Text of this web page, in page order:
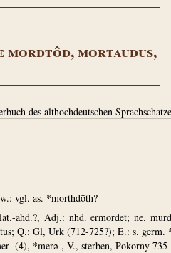
mortaudus,
des althochdeutschen
vgl. as. *morthdōth?
ahd.?, Adj.: nhd. ermordet; ne.
Q.: Gl, Urk (712-725?); E.: s. germ.
(4), *merə-, V., sterben, Pokorny 735